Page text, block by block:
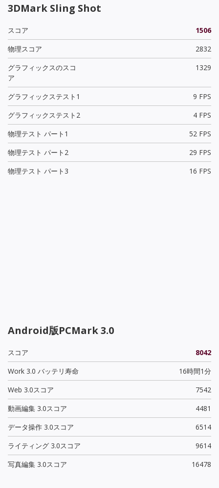
3DMark Sling Shot
スコア
1506
物理スコア
2832
グラフィックスのスコ
ア
1329
グラフィックステスト1
9 FPS
グラフィックステスト2
4 FPS
物理テスト パート1
52 FPS
物理テスト パート2
29 FPS
物理テスト パート3
16 FPS
Android版PCMark 3.0
スコア
8042
Work 3.0 バッテリ寿命
16時間1分
Web 3.0スコア
7542
動画編集 3.0スコア
4481
データ操作 3.0スコア
6514
ライティング 3.0スコア
9614
写真編集 3.0スコア
16478